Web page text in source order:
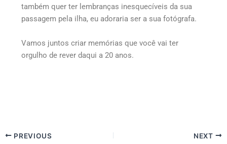
também quer ter lembranças inesquecíveis da sua
passagem pela ilha, eu adoraria ser a sua fotógrafa.
Vamos juntos criar memórias que você vai ter
orgulho de rever daqui a 20 anos.
PREVIOUS NEXT